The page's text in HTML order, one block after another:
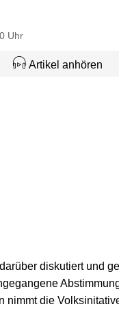
Uhr
Artikel anhören
diskutiert und
nimmt die